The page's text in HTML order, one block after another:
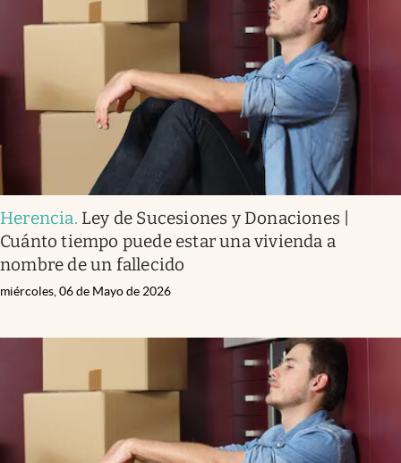
Herencia. Ley de Sucesiones y Donaciones |
Cuánto tiempo puede estar una vivienda a
nombre de un fallecido
miércoles, 06 de Mayo de 2026